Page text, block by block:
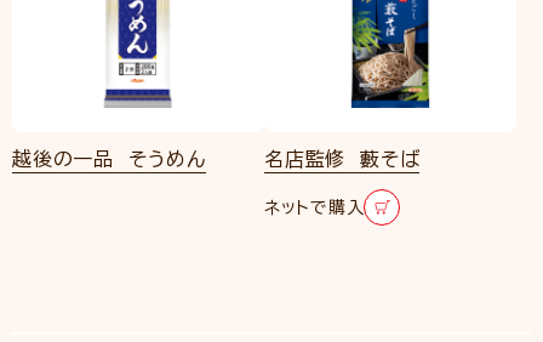
越後の一品 そうめん 名店監修 藪そば
ネットで購入